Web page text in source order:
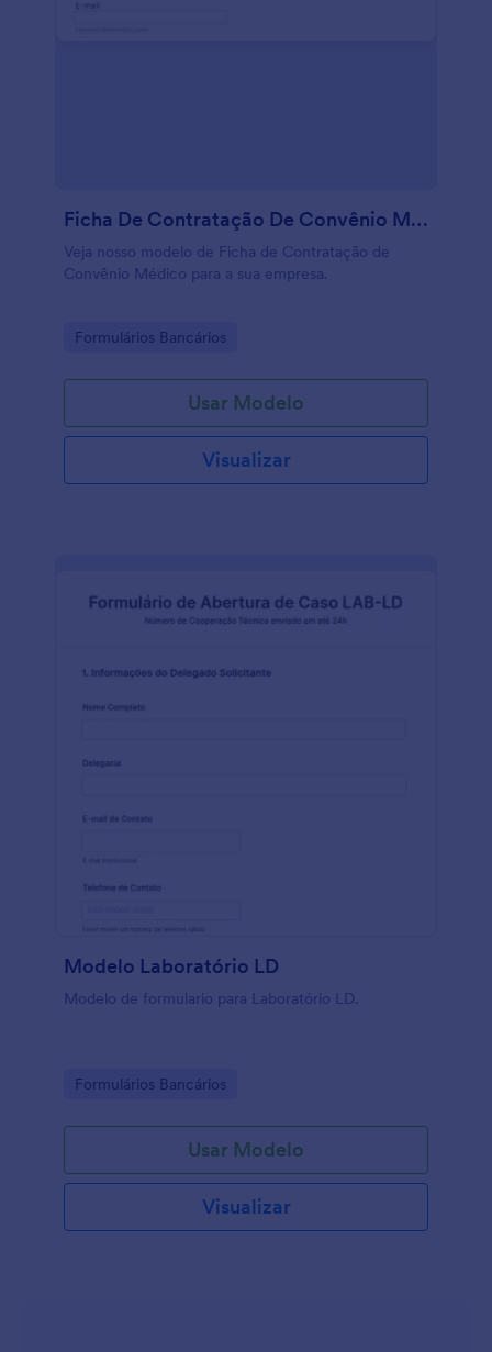
Ficha De Contratação De Convênio Médico
Veja nosso modelo de Ficha de Contratação de
Convênio Médico para a sua empresa.
Go to Category:
Formulários Bancários
Usar Modelo
Visualizar
Modelo Laboratório LD
Modelo de formulario para Laboratório LD.
Go to Category:
Formulários Bancários
Usar Modelo
Visualizar